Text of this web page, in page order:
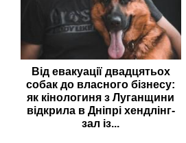
Від евакуації двадцятьох
собак до власного бізнесу:
як кінологиня з Луганщини
відкрила в Дніпрі хендлінг-
зал із...